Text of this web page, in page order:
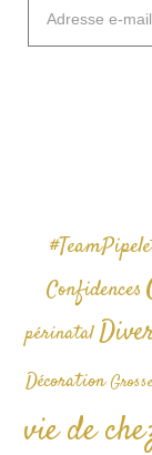
mail
Confidences
périnatal
Décoration
vie de